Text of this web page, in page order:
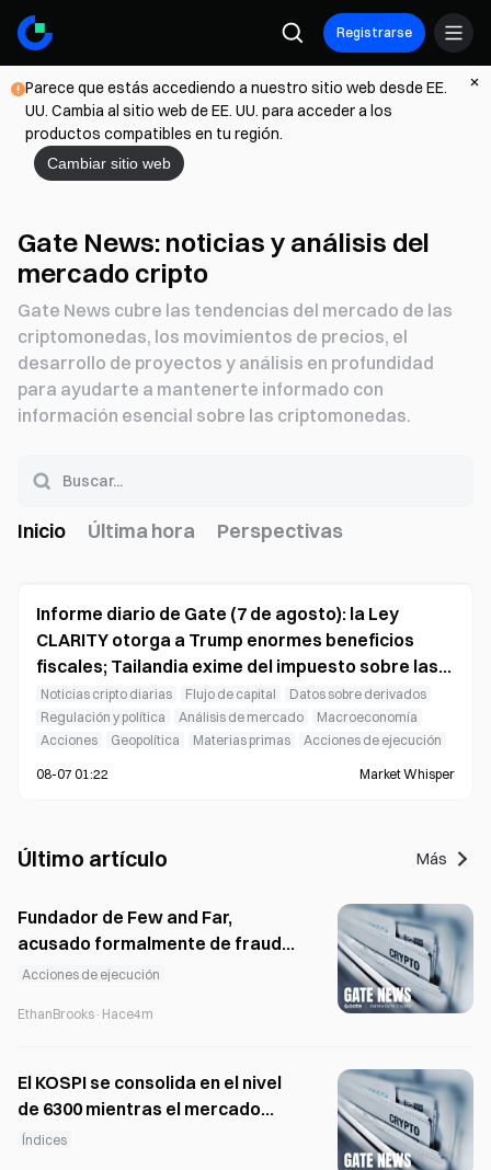
Registrarse
Parece que estás accediendo a nuestro sitio web desde EE.
UU. Cambia al sitio web de EE. UU. para acceder a los
productos compatibles en tu región.
Cambiar sitio web
Gate News: noticias y análisis del
mercado cripto
Gate News cubre las tendencias del mercado de las
criptomonedas, los movimientos de precios, el
desarrollo de proyectos y análisis en profundidad
para ayudarte a mantenerte informado con
información esencial sobre las criptomonedas.
Inicio Última hora Perspectivas
Informe diario de Gate (7 de agosto): la Ley
CLARITY otorga a Trump enormes beneficios
fiscales; Tailandia exime del impuesto sobre las
ganancias de capital las transacciones con
criptomonedas
Noticias cripto diarias Flujo de capital
Datos sobre derivados
Regulación y política
Análisis de mercado
Macroeconomía
Acciones
Geopolítica Materias primas Acciones de ejecución
08-07 01:22 Market Whisper
Último artículo Más
Fundador de Few and Far,
acusado formalmente de fraude
en el mercado de $10M NFT
Acciones de ejecución
EthanBrooks · Hace4m
El KOSPI se consolida en el nivel
de 6300 mientras el mercado
centra su atención en los datos
Índices